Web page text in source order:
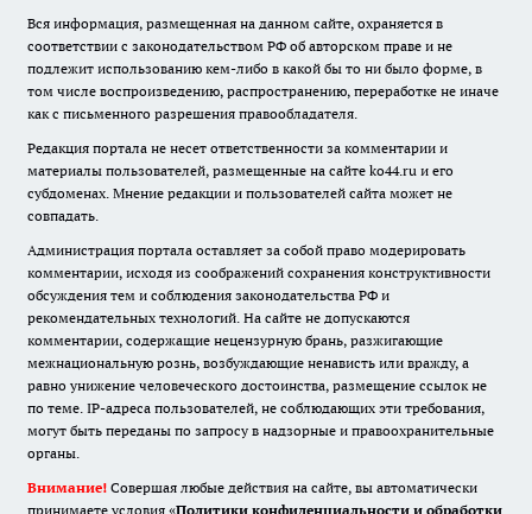
Вся информация, размещенная на данном сайте, охраняется в
соответствии с законодательством РФ об авторском праве и не
подлежит использованию кем-либо в какой бы то ни было форме, в
том числе воспроизведению, распространению, переработке не иначе
как с письменного разрешения правообладателя.
Редакция портала не несет ответственности за комментарии и
материалы пользователей, размещенные на сайте ko44.ru и его
субдоменах. Мнение редакции и пользователей сайта может не
совпадать.
Администрация портала оставляет за собой право модерировать
комментарии, исходя из соображений сохранения конструктивности
обсуждения тем и соблюдения законодательства РФ и
рекомендательных технологий. На сайте не допускаются
комментарии, содержащие нецензурную брань, разжигающие
межнациональную рознь, возбуждающие ненависть или вражду, а
равно унижение человеческого достоинства, размещение ссылок не
по теме. IP-адреса пользователей, не соблюдающих эти требования,
могут быть переданы по запросу в надзорные и правоохранительные
органы.
Внимание! Совершая любые действия на сайте, вы автоматически
принимаете условия «Политики конфиденциальности и обработки